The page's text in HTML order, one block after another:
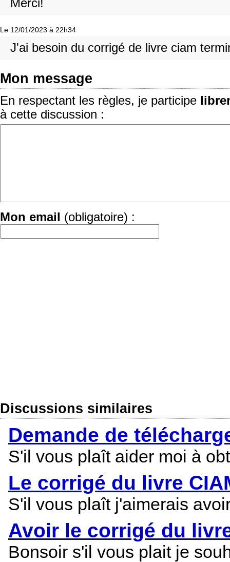
Merci!
Le 12/01/2023 à 22h34
J'ai besoin du corrigé de livre ciam
Mon message
En respectant les règles, je participe
à cette discussion :
Mon email (obligatoire) :
Discussions similaires
Demande de
S'il vous plaît aider moi à
Le corrigé du livre
S'il vous plaît j'aimerais
Avoir le corrigé du
Bonsoir s'il vous plait je